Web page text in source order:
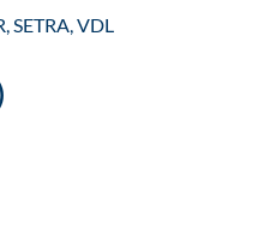
SETRA, VDL